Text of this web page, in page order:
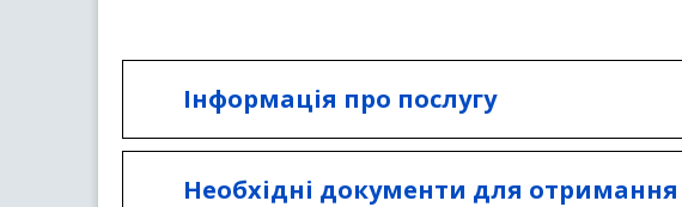
Інформація про послугу
Послуга надається структурними
Необхідні документи для отримання